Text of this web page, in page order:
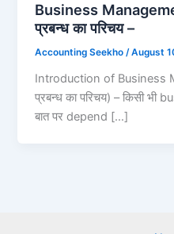
Business
प्रबन्ध का परिचय –
Accounting Seekho/August
Introduction of Business
प्रबन्ध का परिचय) – किसी भी
बात पर depend […]